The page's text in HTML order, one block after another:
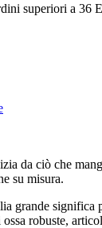
superiori a 36
da ciò che
su misura.
grande significa
robuste,